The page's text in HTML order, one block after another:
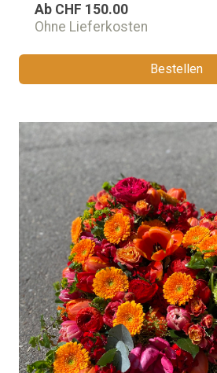
Ab CHF 150.00
Ohne Lieferkosten
Bestellen